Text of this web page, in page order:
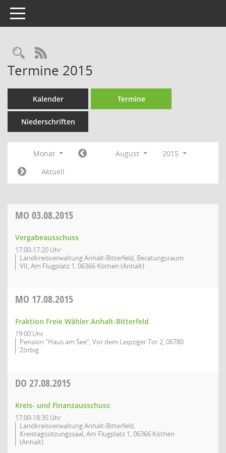
Toggle navigation
Rechercheauswahl
RSS-Feed
Termine 2015
Kalender Termine
Niederschriften
Monat August
2015
Aktuell
MO 03.08.2015
Vergabeausschuss
17:00-17:20 Uhr
Landkreisverwaltung Anhalt-Bitterfeld, Beratungsraum
VII, Am Flugplatz 1, 06366 Köthen (Anhalt)
MO 17.08.2015
Fraktion Freie Wähler Anhalt-Bitterfeld
19:00 Uhr
Pension "Haus am See", Vor dem Leipziger Tor 2, 06780
Zörbig
DO 27.08.2015
Kreis- und Finanzausschuss
17:00-18:35 Uhr
Landkreisverwaltung Anhalt-Bitterfeld,
Kreistagssitzungssaal, Am Flugplatz 1, 06366 Köthen
(Anhalt)